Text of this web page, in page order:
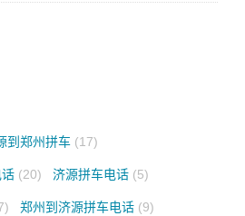
到郑州拼车 (17)
(20) 济源拼车电话 (5)
郑州到济源拼车电话 (9)